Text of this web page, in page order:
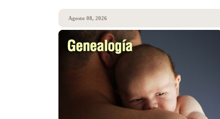
Agosto 08, 2026